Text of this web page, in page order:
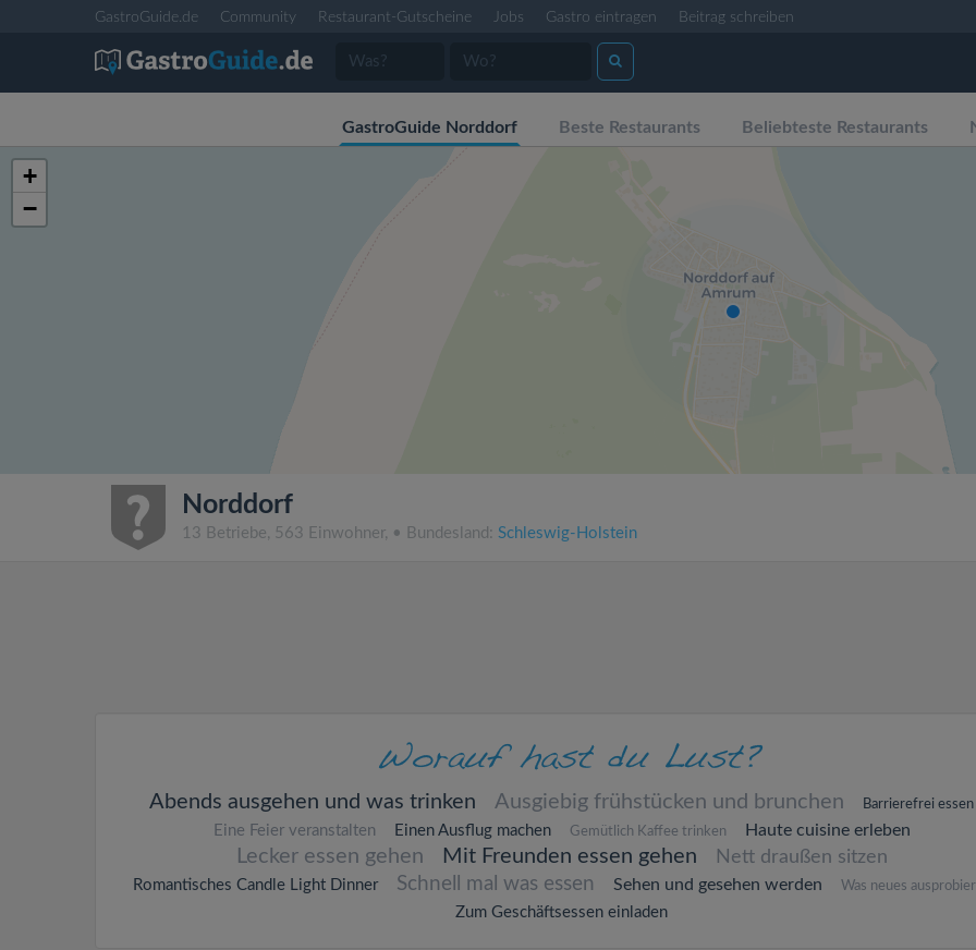
GastroGuide.de Community Restaurant-Gutscheine Jobs Gastro eintragen Beitrag schreiben
GastroGuide Norddorf Beste Restaurants Beliebteste Restaurants
+
−
Norddorf
13 Betriebe, 563 Einwohner, • Bundesland: Schleswig-Holstein
Abends ausgehen und was trinken Ausgiebig frühstücken und brunchen Barrierefrei essen
Eine Feier veranstalten Einen Ausflug machen Gemütlich Kaffee trinken Haute cuisine erleben
Lecker essen gehen Mit Freunden essen gehen Nett draußen sitzen
Romantisches Candle Light Dinner Schnell mal was essen Sehen und gesehen werden Was neues
Zum Geschäftsessen einladen